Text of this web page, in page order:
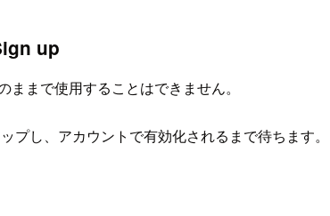
up
まで使用することはできません。
プし、アカウントで有効化されるまで待ちます。